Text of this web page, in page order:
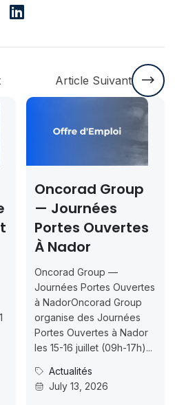
Article Suivant
Oncorad Group
— Journées
Portes Ouvertes
À Nador
Oncorad Group —
Journées Portes Ouvertes
à NadorOncorad Group
organise des Journées
Portes Ouvertes à Nador
les 15-16 juillet (09h-17h)...
Actualités
July 13, 2026